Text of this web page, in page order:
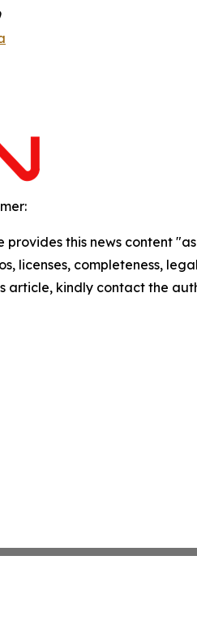
provides this news content
licenses, completeness,
article, kindly contact the